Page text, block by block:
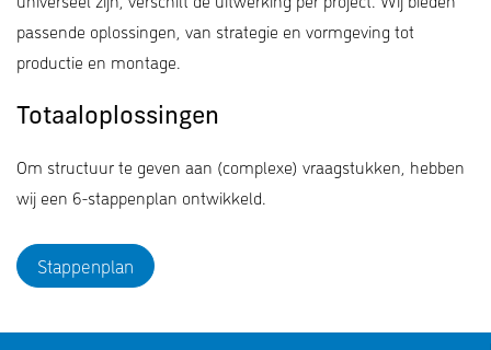
passende oplossingen, van strategie en vormgeving tot
productie en montage.
Totaaloplossingen
Om structuur te geven aan (complexe) vraagstukken, hebben
wij een 6-stappenplan ontwikkeld.
Stappenplan